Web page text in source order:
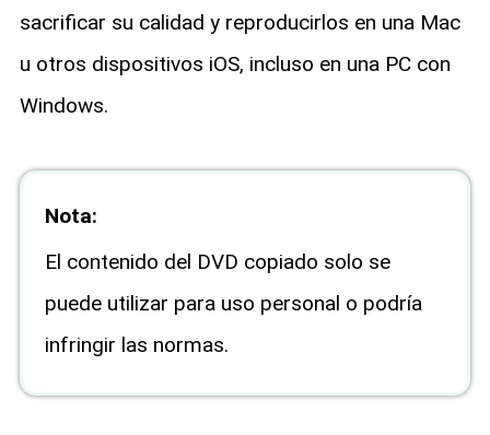
sacrificar su calidad y reproducirlos en una Mac
u otros dispositivos iOS, incluso en una PC con
Windows.
Nota:
El contenido del DVD copiado solo se
puede utilizar para uso personal o podría
infringir las normas.